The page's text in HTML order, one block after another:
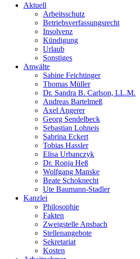
Aktuell
Arbeitsschutz
Betriebsverfassungsrecht
Insolvenz
Kündigung
Urlaub
Sonstiges
Anwälte
Sabine Feichtinger
Thomas Müller
Dr. Sandra B. Carlson, LL.M.
Andreas Bartelmeß
Axel Angerer
Georg Sendelbeck
Sebastian Lohneis
Sabrina Eckert
Tobias Hassler
Elisa Urbanczyk
Dr. Ronja Heß
Wolfgang Manske
Beate Schoknecht
Ute Baumann-Stadler
Kanzlei
Philosophie
Fakten
Zweigstelle Ansbach
Stellenangebote
Sekretariat
Kosten